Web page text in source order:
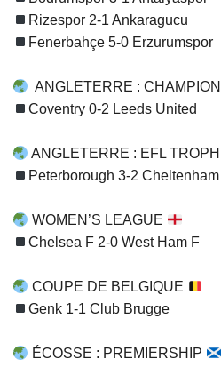
Rizespor 2-1 Ankaragucu
Fenerbahçe 5-0 Erzurumspor
ANGLETERRE :
Coventry 0-2 Leeds United
ANGLETERRE : EFL
Peterborough 3-2 Cheltenham
WOMEN’S LEAGUE
Chelsea F 2-0 West Ham F
COUPE DE BELGIQUE
Genk 1-1 Club Brugge
ÉCOSSE : PREMIERSHIP